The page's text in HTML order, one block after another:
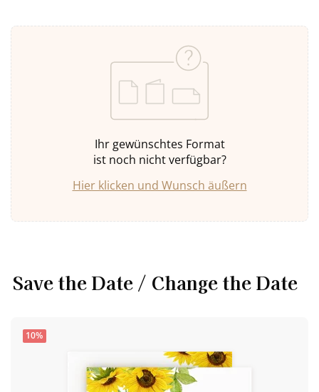
Ihr gewünschtes Format
ist noch nicht verfügbar?
Hier klicken und Wunsch äußern
Save the Date / Change the Date
10%